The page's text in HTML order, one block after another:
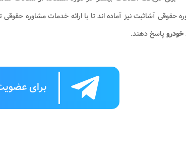
حقوقی آشاثبت نیز آماده اند تا با ارائه خدمات مشاوره
خودرو پاسخ دهند.
برای